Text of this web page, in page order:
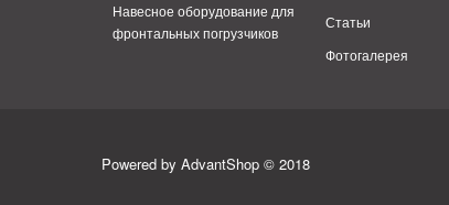
Навесное оборудование для
фронтальных погрузчиков
Статьи
Фотогалерея
Powered by AdvantShop © 2018